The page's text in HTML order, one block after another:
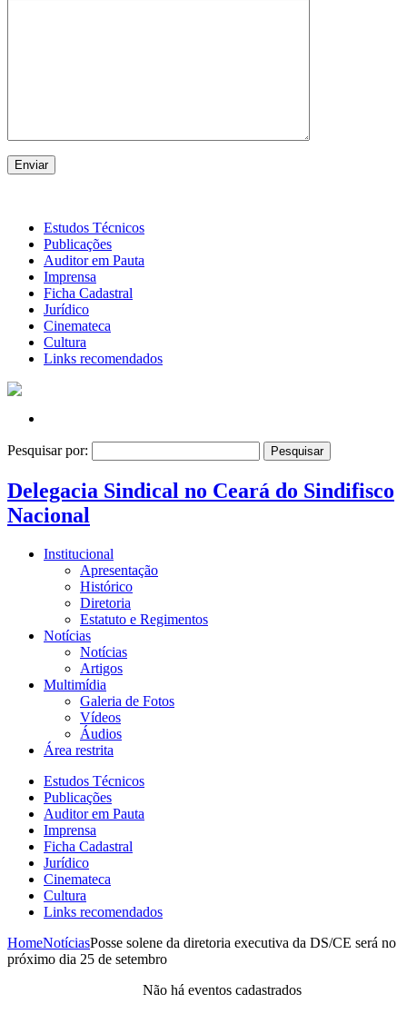
Estudos Técnicos
Publicações
Auditor em Pauta
Imprensa
Ficha Cadastral
Jurídico
Cinemateca
Cultura
Links recomendados
Pesquisar por:
Delegacia Sindical no Ceará do Sindifisco
Nacional
Institucional
Apresentação
Histórico
Diretoria
Estatuto e Regimentos
Notícias
Notícias
Artigos
Multimídia
Galeria de Fotos
Vídeos
Áudios
Área restrita
Estudos Técnicos
Publicações
Auditor em Pauta
Imprensa
Ficha Cadastral
Jurídico
Cinemateca
Cultura
Links recomendados
HomeNotíciasPosse solene da diretoria executiva da DS/CE será no
próximo dia 25 de setembro
Não há eventos cadastrados